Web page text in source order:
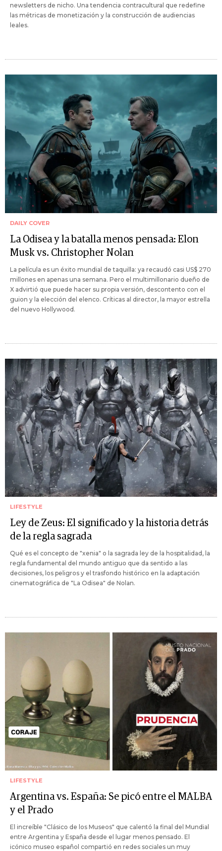
newsletters de nicho. Una tendencia contracultural que redefine
las métricas de monetización y la construcción de audiencias
leales.
DAILY COVER
La Odisea y la batalla menos pensada: Elon
Musk vs. Christopher Nolan
La película es un éxito mundial de taquilla: ya recaudó casi US$ 270
millones en apenas una semana. Pero el multimillonario dueño de
X advirtió que puede hacer su propia versión, descontento con el
guion y la elección del elenco. Críticas al director, la mayor estrella
del nuevo Hollywood.
LIFESTYLE
Ley de Zeus: El significado y la historia detrás
de la regla sagrada
Qué es el concepto de "xenia" o la sagrada ley de la hospitalidad, la
regla fundamental del mundo antiguo que da sentido a las
decisiones, los peligros y el trasfondo histórico en la adaptación
cinematográfica de "La Odisea" de Nolan.
LIFESTYLE
Argentina vs. España: Se picó entre el MALBA
y el Prado
El increíble "Clásico de los Museos" que calentó la final del Mundial
entre Argentina y España desde el lugar menos pensado. El
icónico museo español compartió en redes sociales un muy